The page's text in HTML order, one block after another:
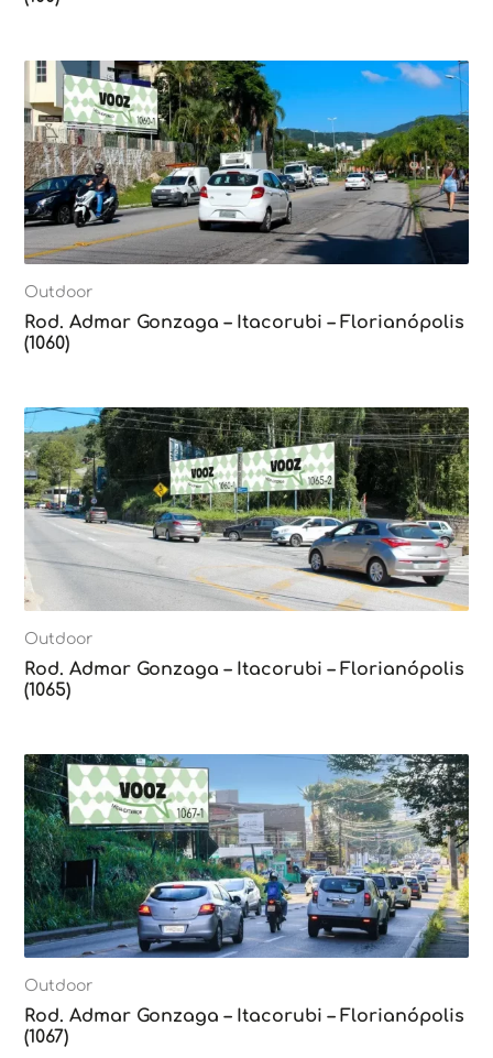
Outdoor
Rod. Admar Gonzaga – Itacorubi – Florianópolis
(1060)
Outdoor
Rod. Admar Gonzaga – Itacorubi – Florianópolis
(1065)
Outdoor
Rod. Admar Gonzaga – Itacorubi – Florianópolis
(1067)